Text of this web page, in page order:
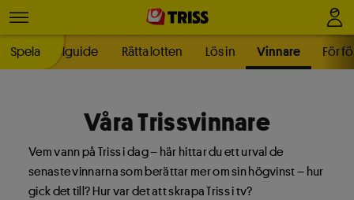
Spela Spelguide Rätta lotten Lös in Vinnare För
Våra Trissvinnare
Vem vann på Triss i dag – här hittar du ett urval de
senaste vinnarna som berättar mer om sin högvinst – hur
gick det till? Hur var det att skrapa Triss i tv?